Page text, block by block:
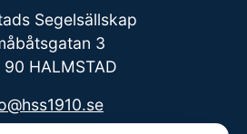
Segelsällskap
3
HALMSTAD